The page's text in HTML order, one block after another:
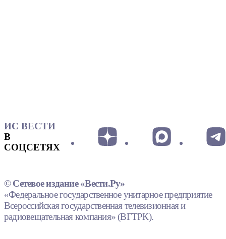
ИС ВЕСТИ
В
СОЦСЕТЯХ
© Сетевое издание «Вести.Ру»
«Федеральное государственное унитарное предприятие
Всероссийская государственная телевизионная и
радиовещательная компания» (ВГТРК).